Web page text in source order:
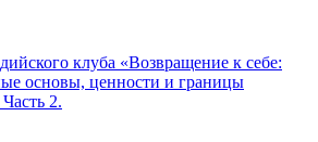
клуба «Возвращение к себе:
основы, ценности и границы
2.